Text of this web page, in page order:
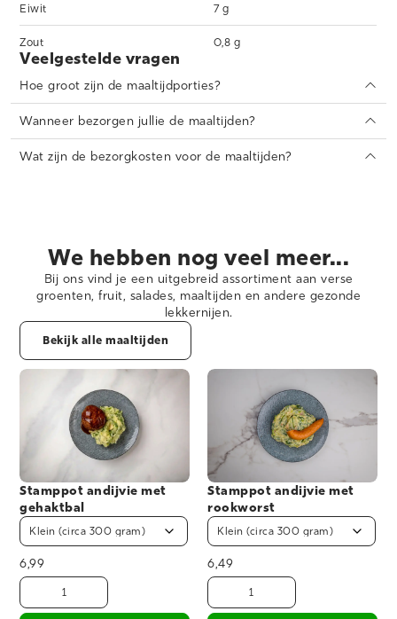
Eiwit 7 g
Zout 0,8 g
Veelgestelde vragen
Hoe groot zijn de maaltijdporties?
Onze stampotmaaltijden zijn verkrijgbaar in twee portiegroottes:
300 en 450 gram. Voor de meeste volwassenen is 300 gram een
kleinere maaltijd, terwijl 450 gram een gemiddelde portie is voor
één portiegrootte.
Wanneer bezorgen jullie de maaltijden?
Wij bezorgen de maaltijden op dinsdag en vrijdag vóór 13.00 uur.
Wat zijn de bezorgkosten voor de maaltijden?
We hebben nog veel meer...
Bij ons vind je een uitgebreid assortiment aan verse
groenten, fruit, salades, maaltijden en andere gezonde
lekkernijen.
Bekijk alle maaltijden
Stamppot andijvie met
gehaktbal
6,99
Stamppot andijvie met
rookworst
6,49